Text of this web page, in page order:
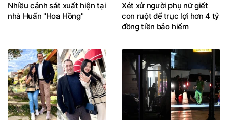
Nhiều cảnh sát xuất hiện tại
nhà Huấn "Hoa Hồng"
Xét xử người phụ nữ giết
con ruột để trục lợi hơn 4 tỷ
đồng tiền bảo hiểm